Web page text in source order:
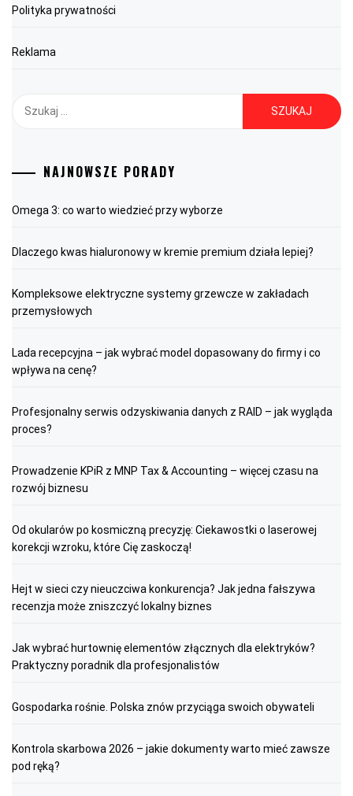
Polityka prywatności
Reklama
NAJNOWSZE PORADY
Omega 3: co warto wiedzieć przy wyborze
Dlaczego kwas hialuronowy w kremie premium działa lepiej?
Kompleksowe elektryczne systemy grzewcze w zakładach
przemysłowych
Lada recepcyjna – jak wybrać model dopasowany do firmy i co
wpływa na cenę?
Profesjonalny serwis odzyskiwania danych z RAID – jak wygląda
proces?
Prowadzenie KPiR z MNP Tax & Accounting – więcej czasu na
rozwój biznesu
Od okularów po kosmiczną precyzję: Ciekawostki o laserowej
korekcji wzroku, które Cię zaskoczą!
Hejt w sieci czy nieuczciwa konkurencja? Jak jedna fałszywa
recenzja może zniszczyć lokalny biznes
Jak wybrać hurtownię elementów złącznych dla elektryków?
Praktyczny poradnik dla profesjonalistów
Gospodarka rośnie. Polska znów przyciąga swoich obywateli
Kontrola skarbowa 2026 – jakie dokumenty warto mieć zawsze
pod ręką?